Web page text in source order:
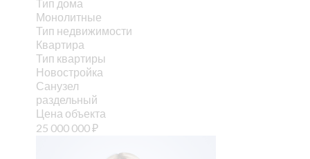
Тип дома
Монолитные
Тип недвижимости
Квартира
Тип квартиры
Новостройка
Санузел
раздельный
Цена объекта
25 000 000₽